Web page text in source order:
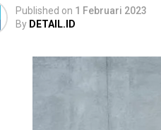
Published on 1 Februari 2023
By DETAIL.ID